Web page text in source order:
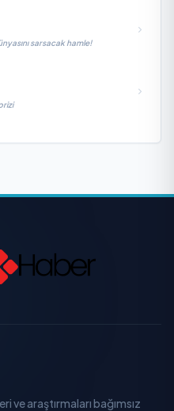
sarsacak hamle!
ve araştırmaları bağımsız